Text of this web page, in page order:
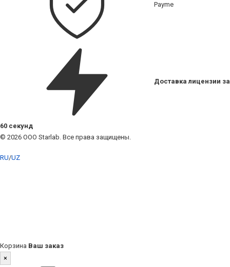
Payme
Доставка лицензии за
60 секунд
© 2026 ООО Starlab. Все права защищены.
RU/UZ
Корзина Ваш заказ
×